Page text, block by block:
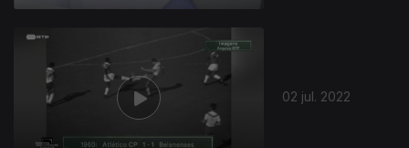
02 jul. 2022